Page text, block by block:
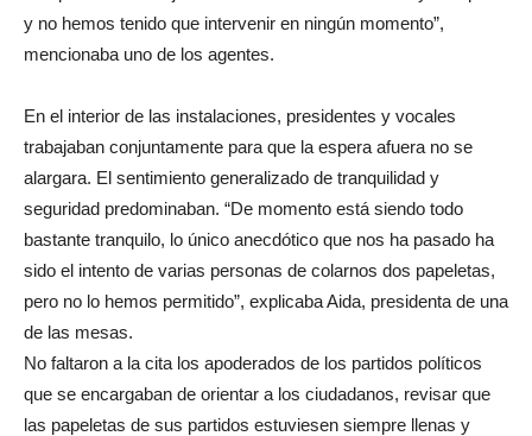
y no hemos tenido que intervenir en ningún momento”,
mencionaba uno de los agentes.
En el interior de las instalaciones, presidentes y vocales
trabajaban conjuntamente para que la espera afuera no se
alargara. El sentimiento generalizado de tranquilidad y
seguridad predominaban. “De momento está siendo todo
bastante tranquilo, lo único anecdótico que nos ha pasado ha
sido el intento de varias personas de colarnos dos papeletas,
pero no lo hemos permitido”, explicaba Aida, presidenta de una
de las mesas.
No faltaron a la cita los apoderados de los partidos políticos
que se encargaban de orientar a los ciudadanos, revisar que
las papeletas de sus partidos estuviesen siempre llenas y